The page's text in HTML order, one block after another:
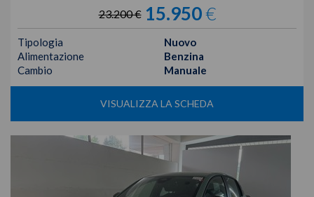
23.200 € 15.950€
Tipologia
Nuovo
Alimentazione
Benzina
Cambio
Manuale
VISUALIZZA LA SCHEDA